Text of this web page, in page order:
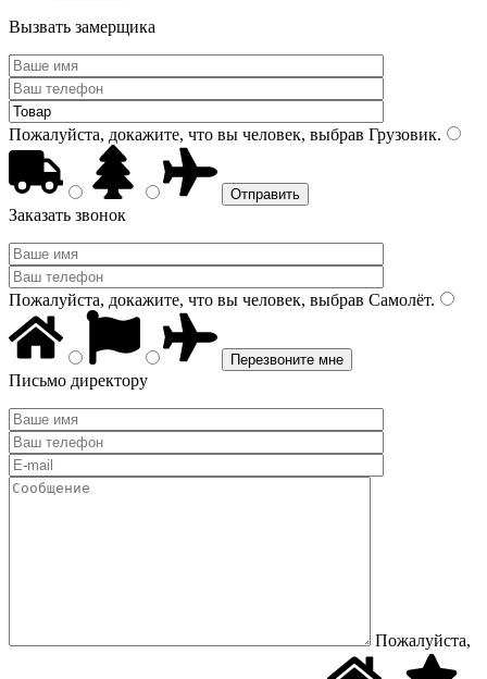
Вызвать замерщика
Пожалуйста, докажите, что вы человек, выбрав Грузовик.
Заказать звонок
Пожалуйста, докажите, что вы человек, выбрав Самолёт.
Письмо директору
Пожалуйста,